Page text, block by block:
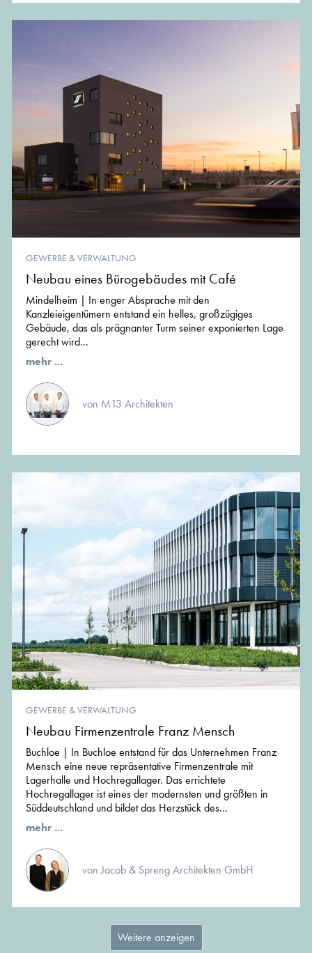
GEWERBE & VERWALTUNG
Neubau eines Bürogebäudes mit Café
Mindelheim | In enger Absprache mit den
Kanzleieigentümern entstand ein helles, großzügiges
Gebäude, das als prägnanter Turm seiner exponierten Lage
gerecht wird...
mehr ...
von M13 Architekten
GEWERBE & VERWALTUNG
Neubau Firmenzentrale Franz Mensch
Buchloe | In Buchloe entstand für das Unternehmen Franz
Mensch eine neue repräsentative Firmenzentrale mit
Lagerhalle und Hochregallager. Das errichtete
Hochregallager ist eines der modernsten und größten in
Süddeutschland und bildet das Herzstück des...
mehr ...
von Jacob & Spreng Architekten GmbH
Weitere anzeigen